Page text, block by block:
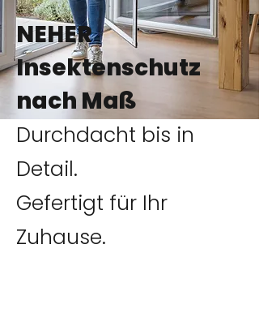
NEHER
Insektenschutz
nach Maß
Durchdacht bis in
Detail.
Gefertigt für Ihr
Zuhause.